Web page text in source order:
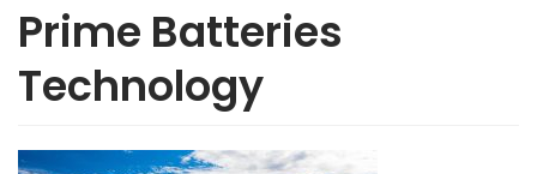
Prime Batteries
Technology